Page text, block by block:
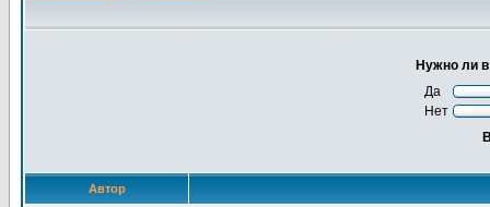
Нужно ли
Да
Нет
Автор